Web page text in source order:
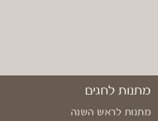
מתנות לחגים
מתנות לראש השנה